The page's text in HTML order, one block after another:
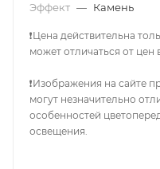
Эффект — Камень
❗Цена действительна
может отличаться от цен
❗Изображения на сайте
могут незначительно
особенностей
освещения.